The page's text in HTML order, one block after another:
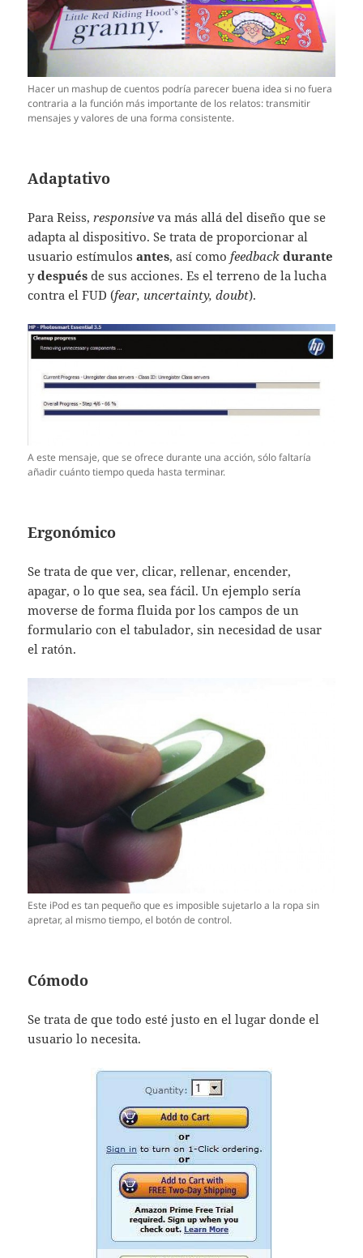
Hacer un mashup de cuentos podría parecer buena idea si no fuera
contraria a la función más importante de los relatos: transmitir
mensajes y valores de una forma consistente.
Adaptativo
Para Reiss,responsive va más allá del diseño que se
adapta al dispositivo. Se trata de proporcionar al
usuario estímulosantes, así comofeedback durante
ydespués de sus acciones. Es el terreno de la lucha
contra el FUD (fear, uncertainty, doubt).
A este mensaje, que se ofrece durante una acción, sólo faltaría
añadir cuánto tiempo queda hasta terminar.
Ergonómico
Se trata de que ver, clicar, rellenar, encender,
apagar, o lo que sea, sea fácil. Un ejemplo sería
moverse de forma fluida por los campos de un
formulario con el tabulador, sin necesidad de usar
el ratón.
Este iPod es tan pequeño que es imposible sujetarlo a la ropa sin
apretar, al mismo tiempo, el botón de control.
Cómodo
Se trata de que todo esté justo en el lugar donde el
usuario lo necesita.